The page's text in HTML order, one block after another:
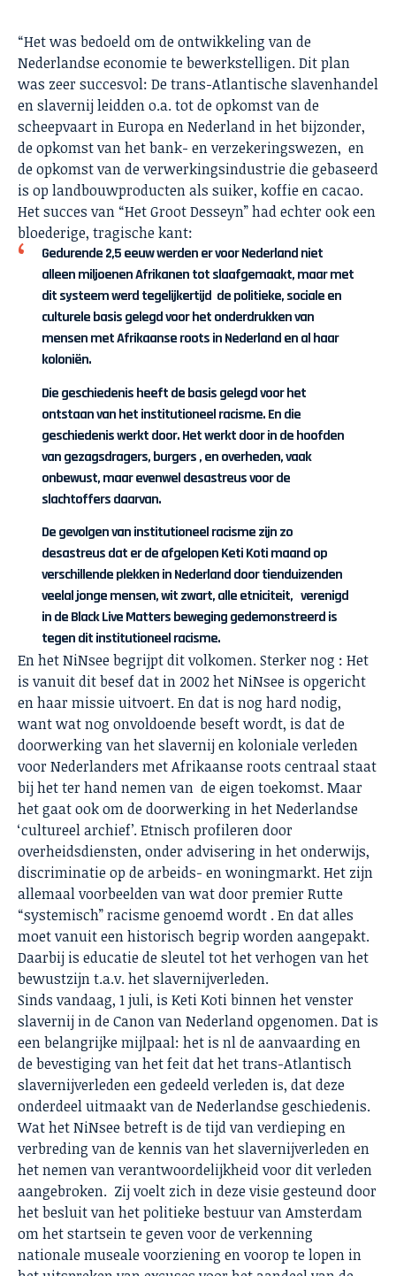
“Het was bedoeld om de ontwikkeling van de
Nederlandse economie te bewerkstelligen. Dit plan
was zeer succesvol: De trans-Atlantische slavenhandel
en slavernij leidden o.a. tot de opkomst van de
scheepvaart in Europa en Nederland in het bijzonder,
de opkomst van het bank- en verzekeringswezen, en
de opkomst van de verwerkingsindustrie die gebaseerd
is op landbouwproducten als suiker, koffie en cacao.
Het succes van “Het Groot Desseyn” had echter ook een
bloederige, tragische kant:
Gedurende 2,5 eeuw werden er voor Nederland niet
alleen miljoenen Afrikanen tot slaafgemaakt, maar met
dit systeem werd tegelijkertijd de politieke, sociale en
culturele basis gelegd voor het onderdrukken van
mensen met Afrikaanse roots in Nederland en al haar
koloniën.
Die geschiedenis heeft de basis gelegd voor het
ontstaan van het institutioneel racisme. En die
geschiedenis werkt door. Het werkt door in de hoofden
van gezagsdragers, burgers , en overheden, vaak
onbewust, maar evenwel desastreus voor de
slachtoffers daarvan.
De gevolgen van institutioneel racisme zijn zo
desastreus dat er de afgelopen Keti Koti maand op
verschillende plekken in Nederland door tienduizenden
veelal jonge mensen, wit zwart, alle etniciteit, verenigd
in de Black Live Matters beweging gedemonstreerd is
tegen dit institutioneel racisme.
En het NiNsee begrijpt dit volkomen. Sterker nog : Het
is vanuit dit besef dat in 2002 het NiNsee is opgericht
en haar missie uitvoert. En dat is nog hard nodig,
want wat nog onvoldoende beseft wordt, is dat de
doorwerking van het slavernij en koloniale verleden
voor Nederlanders met Afrikaanse roots centraal staat
bij het ter hand nemen van de eigen toekomst. Maar
het gaat ook om de doorwerking in het Nederlandse
‘cultureel archief’. Etnisch profileren door
overheidsdiensten, onder advisering in het onderwijs,
discriminatie op de arbeids- en woningmarkt. Het zijn
allemaal voorbeelden van wat door premier Rutte
“systemisch” racisme genoemd wordt . En dat alles
moet vanuit een historisch begrip worden aangepakt.
Daarbij is educatie de sleutel tot het verhogen van het
bewustzijn t.a.v. het slavernijverleden.
Sinds vandaag, 1 juli, is Keti Koti binnen het venster
slavernij in de Canon van Nederland opgenomen. Dat is
een belangrijke mijlpaal: het is nl de aanvaarding en
de bevestiging van het feit dat het trans-Atlantisch
slavernijverleden een gedeeld verleden is, dat deze
onderdeel uitmaakt van de Nederlandse geschiedenis.
Wat het NiNsee betreft is de tijd van verdieping en
verbreding van de kennis van het slavernijverleden en
het nemen van verantwoordelijkheid voor dit verleden
aangebroken. Zij voelt zich in deze visie gesteund door
het besluit van het politieke bestuur van Amsterdam
om het startsein te geven voor de verkenning
nationale museale voorziening en voorop te lopen in